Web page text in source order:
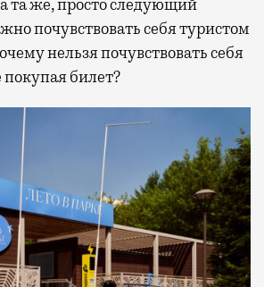
та же, просто следующий
почувствовать себя туристом
нельзя почувствовать себя
билет?